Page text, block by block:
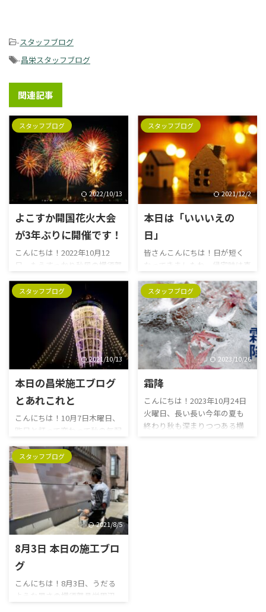
-スタッフブログ
-昌栄スタッフブログ
関連記事
スタッフブログ
2022/10/13
よこすか開国花火大会
が3年ぶりに開催です！
こんにちは！2022年10月12
日、もうすっかり秋風の横須賀
が、この陽気がずっと長く続
くと良いのに。。先週末は寒
かったですね。昌栄の事務所
も寒くて、今シーズン初の暖房
を付けました。さて、昨日10
月11日から外国人観光客の入
国数の上限が撤廃されまし
た。また、政府の新たな観光
需要の喚起策「全国旅行支
援」も始まりましたし、イベ
ントも徐々に復活しつつありま
すよね。 横須賀では夏の風物
詩である「よこすか開国花火
大会」を、8月開催を延期して
いたところですが、新型コロ
ナウイルス感染症対策を徹 ...
スタッフブログ
2021/12/2
本日は「いいいえの
日」
皆さんこんにちは！日が短く
なってきましたね。帰宅時は真
頭に迷うなどなど色々お気を
付けください！本日11月18日
は「いい家の日」とされてい
ます。 「11（いい）18（い
え）」という語呂合わせが由
来です。（えはエイトのえだそ
うです。くるしい。。） これ
は、広告代理店の株式会社ア
サツーディ・ケイの「ADK不動
産プロジェクト」で、多くの人
に「自分にとっていい家とは何
か」を考えてもらうきっかけを
作ることを目的に制定された
スタッフブログ
2021/10/13
本日の昌栄施工ブログ
とあれこれと
こんにちは！10月7日木曜日、
昨日と打って変わって秋の気配
2014年のこの日、赤崎勇、天
野浩、中村修二の三名が、青
色発光ダイオード(LED)に関す
る研究でノーベル物理学賞を
受賞しました。 緑と赤のLEDは
出来ていましたので、また新た
な色が出来たということ自体
も素晴らしいのですが、この3
色が揃ったことにより、「白色
(※光の三原色：”赤・緑・
青”を重ねると白色になる)」が
作れるようになった事が、功
績の最も偉大な点だそうです。
スタッフブログ
2023/10/26
霜降
こんにちは！2023年10月24日
火曜日、長い長い今年の夏も
終わり秋も深まりつつある横
須賀昌栄周辺です。朝がぐっと
スタッフブログ
2021/8/5
8月3日 本日の施工ブロ
グ
こんにちは！8月3日、うだる
ような暑さの横須賀昌栄周辺